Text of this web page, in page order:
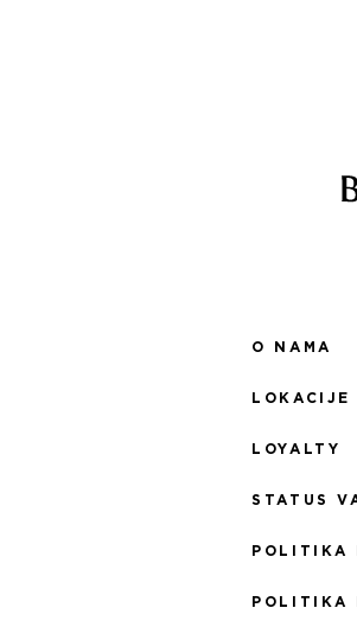
O NAMA
LOKACIJE
LOYALTY
STATUS
POLITIKA
POLITIKA